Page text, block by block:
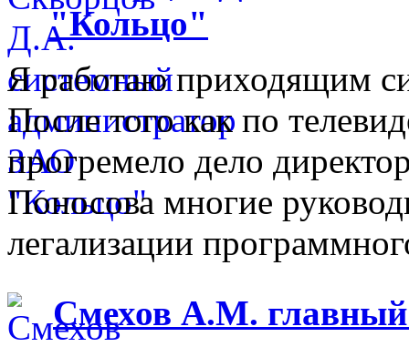
"Кольцо"
Я работаю приходящим
После того как по
прогремело дело
Поносова многие
легализации
Смехов А.М.